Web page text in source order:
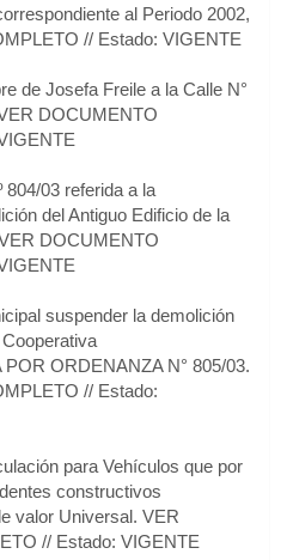
al Periodo 2002,
// Estado: VIGENTE
de Josefa Freile a la Calle N°
DOCUMENTO
804/03 referida a la
del Antiguo Edificio de la
DOCUMENTO
suspender la demolición
ORDENANZA N° 805/03.
// Estado:
para Vehículos que por
constructivos
valor Universal. VER
// Estado: VIGENTE